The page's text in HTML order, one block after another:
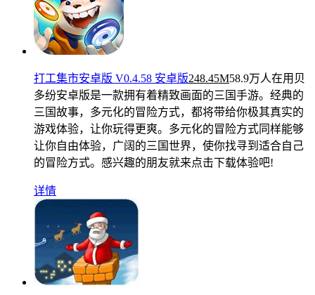
打工集市安卓版 V0.4.58 安卓版248.45M58.9万人在用 贝
多纷安卓版是一款拥有着精致画面的三国手游。经典的
三国故事，多元化的冒险方式，都将带给你极其真实的
游戏体验，让你玩得更爽。多元化的冒险方式同样能够
让你自由体验，广阔的三国世界，使你找寻到适合自己
的冒险方式。感兴趣的朋友就来点击下载体验吧!
详情